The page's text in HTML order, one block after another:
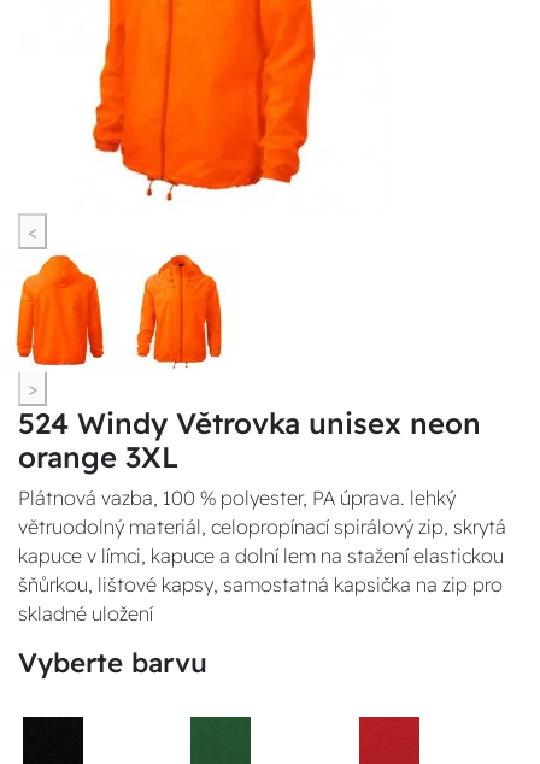
<
>
524 Windy Větrovka unisex neon
orange 3XL
Plátnová vazba, 100 % polyester, PA úprava. lehký
větruodolný materiál, celopropínací spirálový zip, skrytá
kapuce v límci, kapuce a dolní lem na stažení elastickou
šňůrkou, lištové kapsy, samostatná kapsička na zip pro
skladné uložení
Vyberte barvu